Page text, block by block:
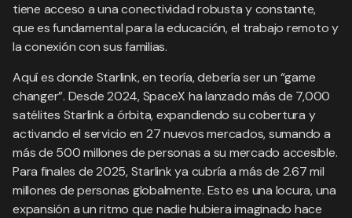
tiene acceso a una conectividad robusta y constante,
que es fundamental para la educación, el trabajo remoto y
la conexión con sus familias.
Aquí es donde Starlink, en teoría, debería ser un “game
changer”. Desde 2024, SpaceX ha lanzado más de 7,000
satélites Starlink a órbita, expandiendo su cobertura y
activando el servicio en 27 nuevos mercados, sumando a
más de 500 millones de personas a su mercado accesible.
Para finales de 2025, Starlink ya cubría a más de 2.67 mil
millones de personas globalmente. Esto es una locura, una
expansión a un ritmo que nadie hubiera imaginado hace